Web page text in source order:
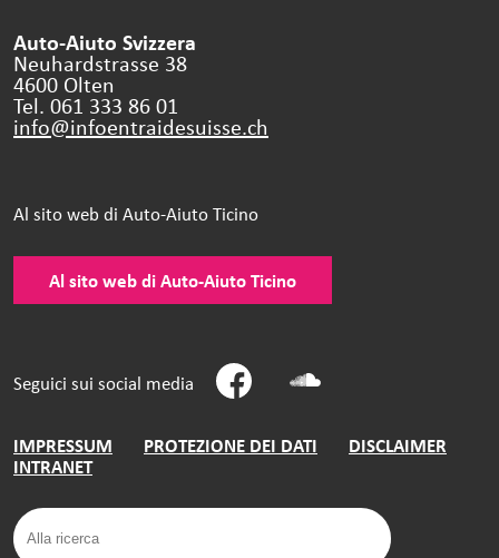
Auto-Aiuto Svizzera
Neuhardstrasse 38
4600 Olten
Tel. 061 333 86 01
info@infoentraidesuisse.ch
Al sito web di Auto-Aiuto Ticino
Al sito web di Auto-Aiuto Ticino
Seguici sui social media
IMPRESSUM PROTEZIONE DEI DATI
DISCLAIMER
INTRANET